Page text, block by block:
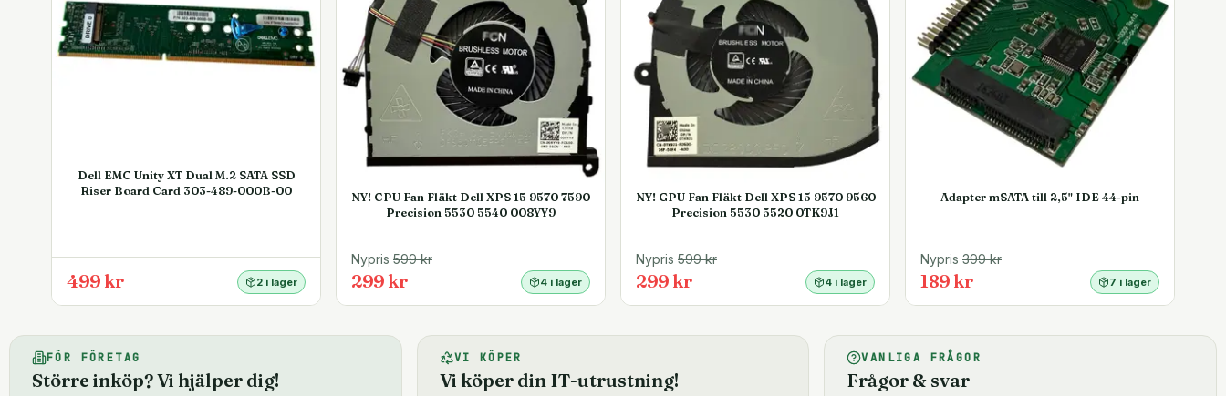
Dell EMC Unity XT Dual M.2 SATA SSD
Riser Board Card 303-489-000B-00
499 kr 2 i lager
NY! CPU Fan Fläkt Dell XPS 15 9570 7590
Precision 5530 5540 008YY9
Nypris 599kr
299 kr 4 i lager
NY! GPU Fan Fläkt Dell XPS 15 9570 9560
Precision 5530 5520 0TK9J1
Nypris 599kr
299 kr 4 i lager
Adapter mSATA till 2,5" IDE 44-pin
Nypris 399kr
189 kr 7 i lager
FÖR FÖRETAG
Större inköp? Vi hjälper dig!
VI KÖPER
Vi köper din IT-utrustning!
VANLIGA FRÅGOR
Frågor & svar